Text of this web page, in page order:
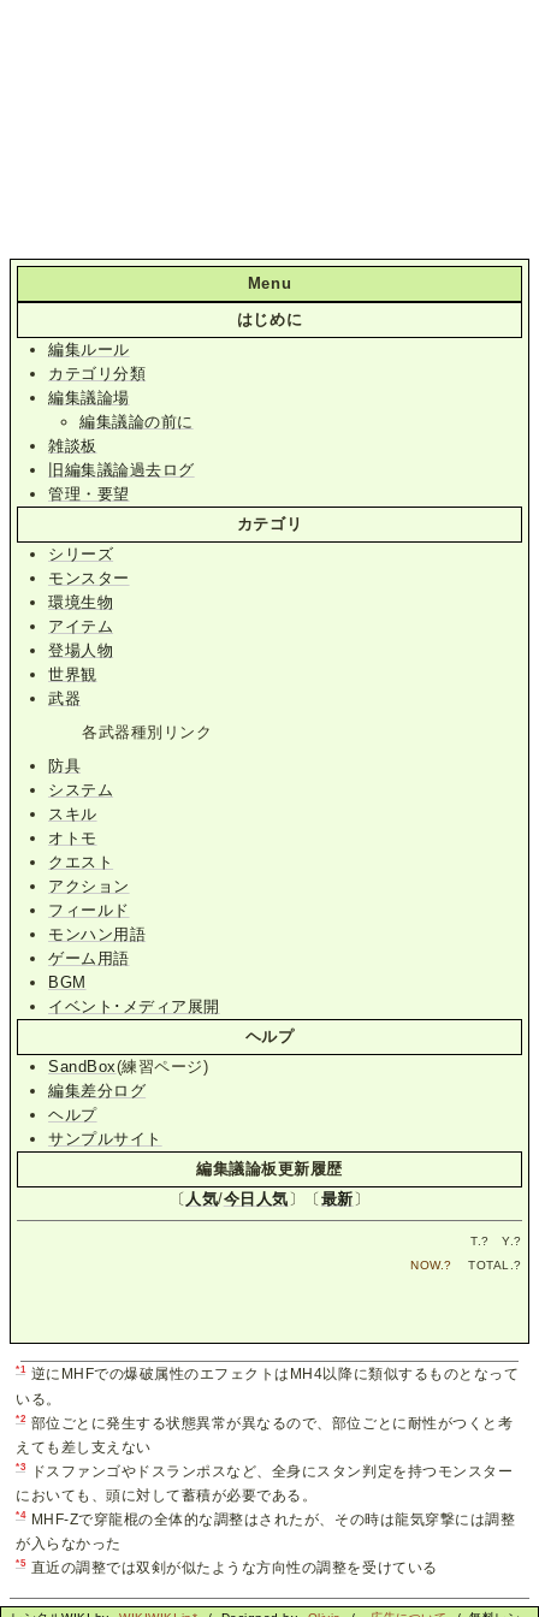
Menu
はじめに
編集ルール
カテゴリ分類
編集議論場
編集議論の前に
雑談板
旧編集議論過去ログ
管理・要望
カテゴリ
シリーズ
モンスター
環境生物
アイテム
登場人物
世界観
武器
各武器種別リンク
防具
システム
スキル
オトモ
クエスト
アクション
フィールド
モンハン用語
ゲーム用語
BGM
イベント･メディア展開
ヘルプ
SandBox(練習ページ)
編集差分ログ
ヘルプ
サンプルサイト
編集議論板更新履歴
〔 人気/今日人気 〕〔 最新 〕
T.? Y.?
NOW.? TOTAL.?
*1 逆にMHFでの爆破属性のエフェクトはMH4以降に類似するものとなって
いる。
*2 部位ごとに発生する状態異常が異なるので、部位ごとに耐性がつくと考
えても差し支えない
*3
ドスファンゴやドスランポスなど、全身にスタン判定を持つモンスター
においても、頭に対して蓄積が必要である。
*4
MHF-Zで穿龍棍の全体的な調整はされたが、その時は龍気穿撃には調整
が入らなかった
*5 直近の調整では双剣が似たような方向性の調整を受けている